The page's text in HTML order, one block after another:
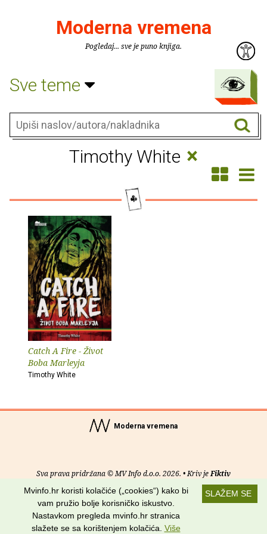
Moderna vremena
Pogledaj... sve je puno knjiga.
Sve teme
Timothy White ×
Catch A Fire - Život
Boba Marleyja
Timothy White
Moderna vremena
Sva prava pridržana © MV Info d.o.o. 2026. • Kriv jeFiktiv
Uvjeti korištenja RSS kanali
Potraži nas na:
SLAŽEM SE
Mvinfo.hr koristi kolačiće („cookies“) kako bi
vam pružio bolje korisničko iskustvo.
Nastavkom pregleda mvinfo.hr stranica
slažete se sa korištenjem kolačića. Više